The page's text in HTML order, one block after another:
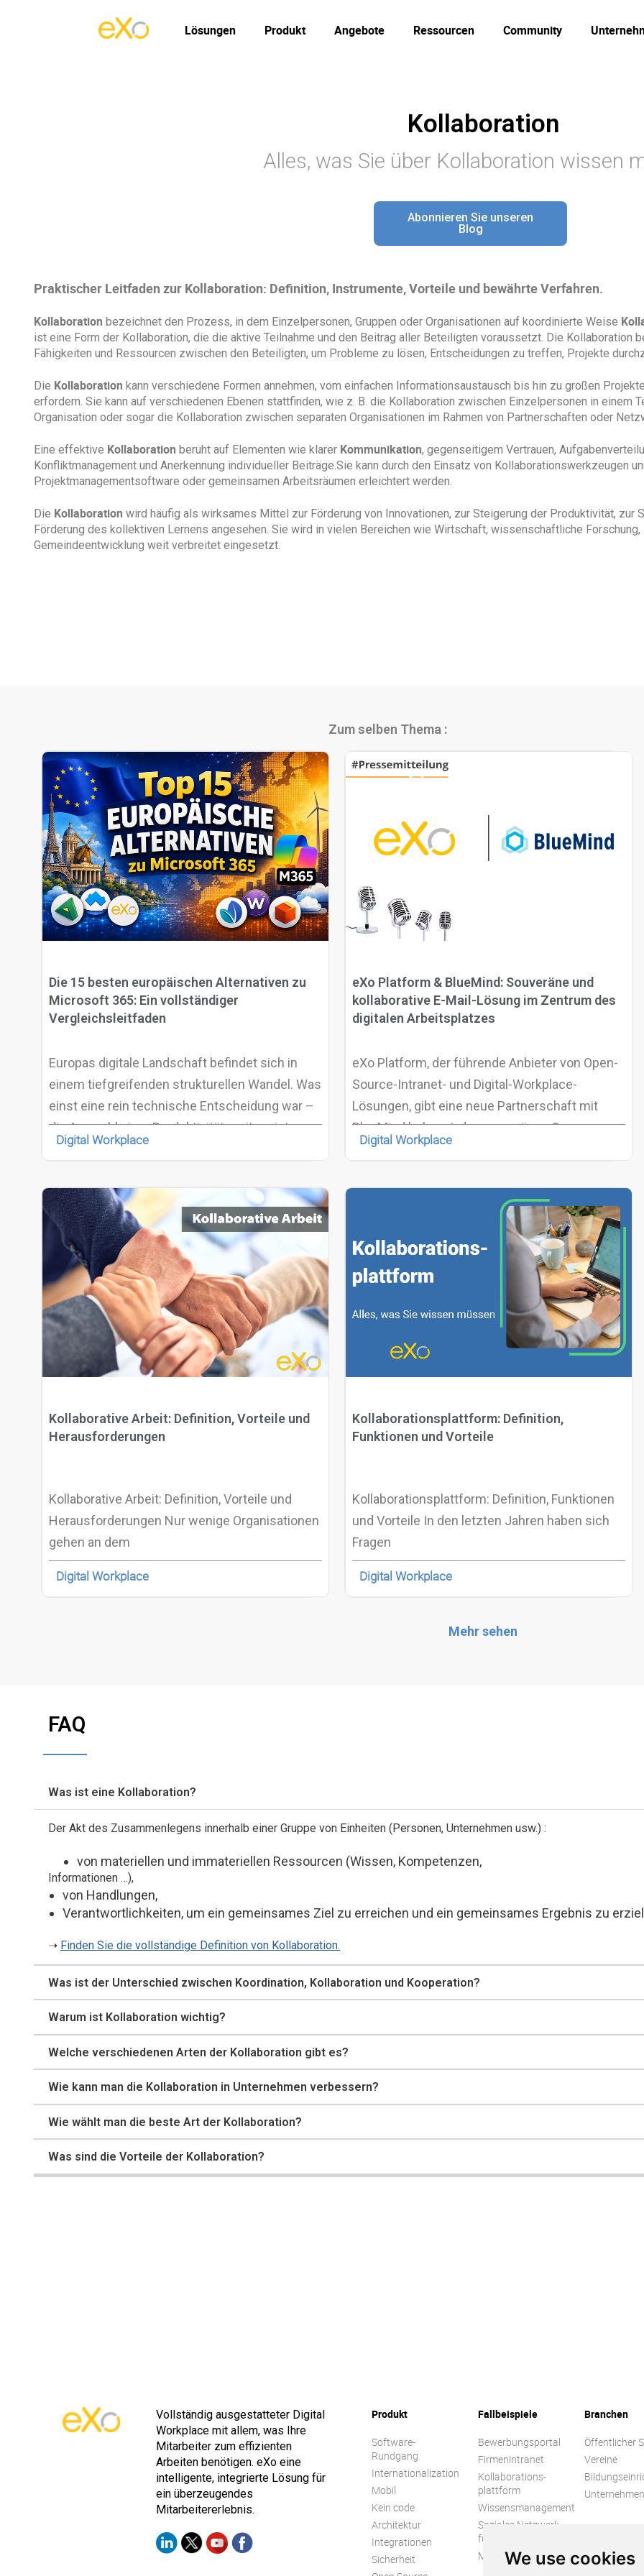
We use cookies
Lösungen Produkt Angebote Ressourcen Community
Kollaboration
Alles, was Sie über Kollaboration wissen
Abonnieren Sie unseren
Blog
Praktischer Leitfaden zur Kollaboration: Definition, Instrumente, Vorteile und bewährte Verfahren.
Kollaboration bezeichnet den Prozess, in dem Einzelpersonen, Gruppen oder Organisationen auf koordinierte Weise
ist eine Form der Kollaboration, die die aktive Teilnahme und den Beitrag aller Beteiligten voraussetzt. Die Kollaboration
Fähigkeiten und Ressourcen zwischen den Beteiligten, um Probleme zu lösen, Entscheidungen zu treffen, Projekte
Die Kollaboration kann verschiedene Formen annehmen, vom einfachen Informationsaustausch bis hin zu großen
erfordern. Sie kann auf verschiedenen Ebenen stattfinden, wie z. B. die Kollaboration zwischen Einzelpersonen in einem
Organisation oder sogar die Kollaboration zwischen separaten Organisationen im Rahmen von Partnerschaften oder
Eine effektive Kollaboration beruht auf Elementen wie klarer Kommunikation, gegenseitigem Vertrauen,
Konfliktmanagement und Anerkennung individueller Beiträge.Sie kann durch den Einsatz von Kollaborationswerkzeugen
Projektmanagementsoftware oder gemeinsamen Arbeitsräumen erleichtert werden.
Die Kollaboration wird häufig als wirksames Mittel zur Förderung von Innovationen, zur Steigerung der Produktivität, zur
Förderung des kollektiven Lernens angesehen. Sie wird in vielen Bereichen wie Wirtschaft, wissenschaftliche
Gemeindeentwicklung weit verbreitet eingesetzt.
Zum selben Thema :
Die 15 besten europäischen Alternativen zu
Microsoft 365: Ein vollständiger
Vergleichsleitfaden
Europas digitale Landschaft befindet sich in
einem tiefgreifenden strukturellen Wandel. Was
einst eine rein technische Entscheidung war –
die Auswahl einer Produktivitätssuite – ist
heute zu einer strategischen Governance-
Compliance, rechtlicher Zuständigkeit und
langfristiger digitaler Autonomie verknüpft ist.
Digital Workplace
eXo Platform & BlueMind: Souveräne und
kollaborative E-Mail-Lösung im Zentrum des
digitalen Arbeitsplatzes
eXo Platform, der führende Anbieter von Open-
Source-Intranet- und Digital-Workplace-
Lösungen, gibt eine neue Partnerschaft mit
BlueMind bekannt, der souveränen Open-
Source-Lösung für kollaborative E-Mails in
Digital Workplace
Kollaborative Arbeit: Definition, Vorteile und
Herausforderungen
Kollaborative Arbeit: Definition, Vorteile und
Herausforderungen Nur wenige Organisationen
gehen an dem
Digital Workplace
Kollaborationsplattform: Definition,
Funktionen und Vorteile
Kollaborationsplattform: Definition, Funktionen
und Vorteile In den letzten Jahren haben sich
Fragen
Digital Workplace
Mehr sehen
FAQ
Was ist eine Kollaboration?
Der Akt des Zusammenlegens innerhalb einer Gruppe von Einheiten (Personen, Unternehmen usw.) :
von materiellen und immateriellen Ressourcen (Wissen, Kompetenzen,
Informationen …),
von Handlungen,
Verantwortlichkeiten, um ein gemeinsames Ziel zu erreichen und ein gemeinsames Ergebnis zu
➝ Finden Sie die vollständige Definition von Kollaboration.
Was ist der Unterschied zwischen Koordination, Kollaboration und Kooperation?
Warum ist Kollaboration wichtig?
Welche verschiedenen Arten der Kollaboration gibt es?
Wie kann man die Kollaboration in Unternehmen verbessern?
Wie wählt man die beste Art der Kollaboration?
Was sind die Vorteile der Kollaboration?
Vollständig ausgestatteter Digital
Workplace mit allem, was Ihre
Mitarbeiter zum effizienten
Arbeiten benötigen. eXo eine
intelligente, integrierte Lösung für
ein überzeugendes
Mitarbeitererlebnis.
Produkt
Software-
Rundgang
Internationalization
Mobil
Kein code
Architektur
Integrationen
Sicherheit
Fallbeispiele
Bewerbungsportal
Firmenintranet
Kollaborations-
plattform
Wissensmanagement
Soziales Netzwerk
für Unternehmen
Mitarbeiterengagement
Branchen
Öffentlicher
Vereine
Unternehmen